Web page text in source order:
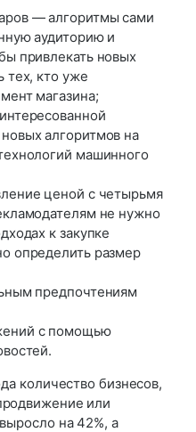
— алгоритмы сами
аудиторию и
привлекать новых
тех, кто уже
магазина;
алгоритмов на
машинного
ценой с четырьмя
не нужно
к закупке
определить размер
предпочтениям
с помощью
количество бизнесов,
или
на 42%, а